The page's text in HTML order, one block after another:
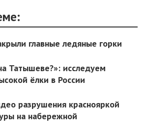
главные ледяные горки
Татышеве?»: исследуем
ёлки в России
разрушения краснояркой
на набережной